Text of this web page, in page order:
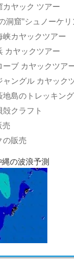
カヤック ツアー
洞窟"シュノーケ
峡カヤックツアー
カヤックツアー
ーブ カヤックツア
ャングル カヤック
地島のトレッキング
クラフト
売
の販売
の波浪予測